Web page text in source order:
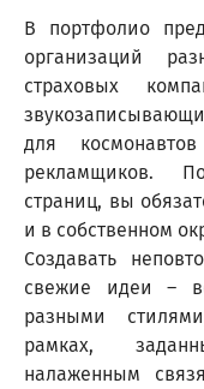
В портфолио
организаций
страховых
для
рекламщиков.
страниц, вы
и в собственном
Создавать
свежие идеи –
разными
рамках,
налаженным